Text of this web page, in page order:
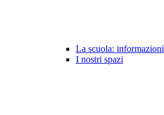
La scuola:
I nostri spazi